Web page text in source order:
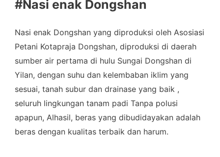
#Nasi enak Dongshan
Nasi enak Dongshan yang diproduksi oleh Asosiasi
Petani Kotapraja Dongshan, diproduksi di daerah
sumber air pertama di hulu Sungai Dongshan di
Yilan, dengan suhu dan kelembaban iklim yang
sesuai, tanah subur dan drainase yang baik ,
seluruh lingkungan tanam padi Tanpa polusi
apapun, Alhasil, beras yang dibudidayakan adalah
beras dengan kualitas terbaik dan harum.